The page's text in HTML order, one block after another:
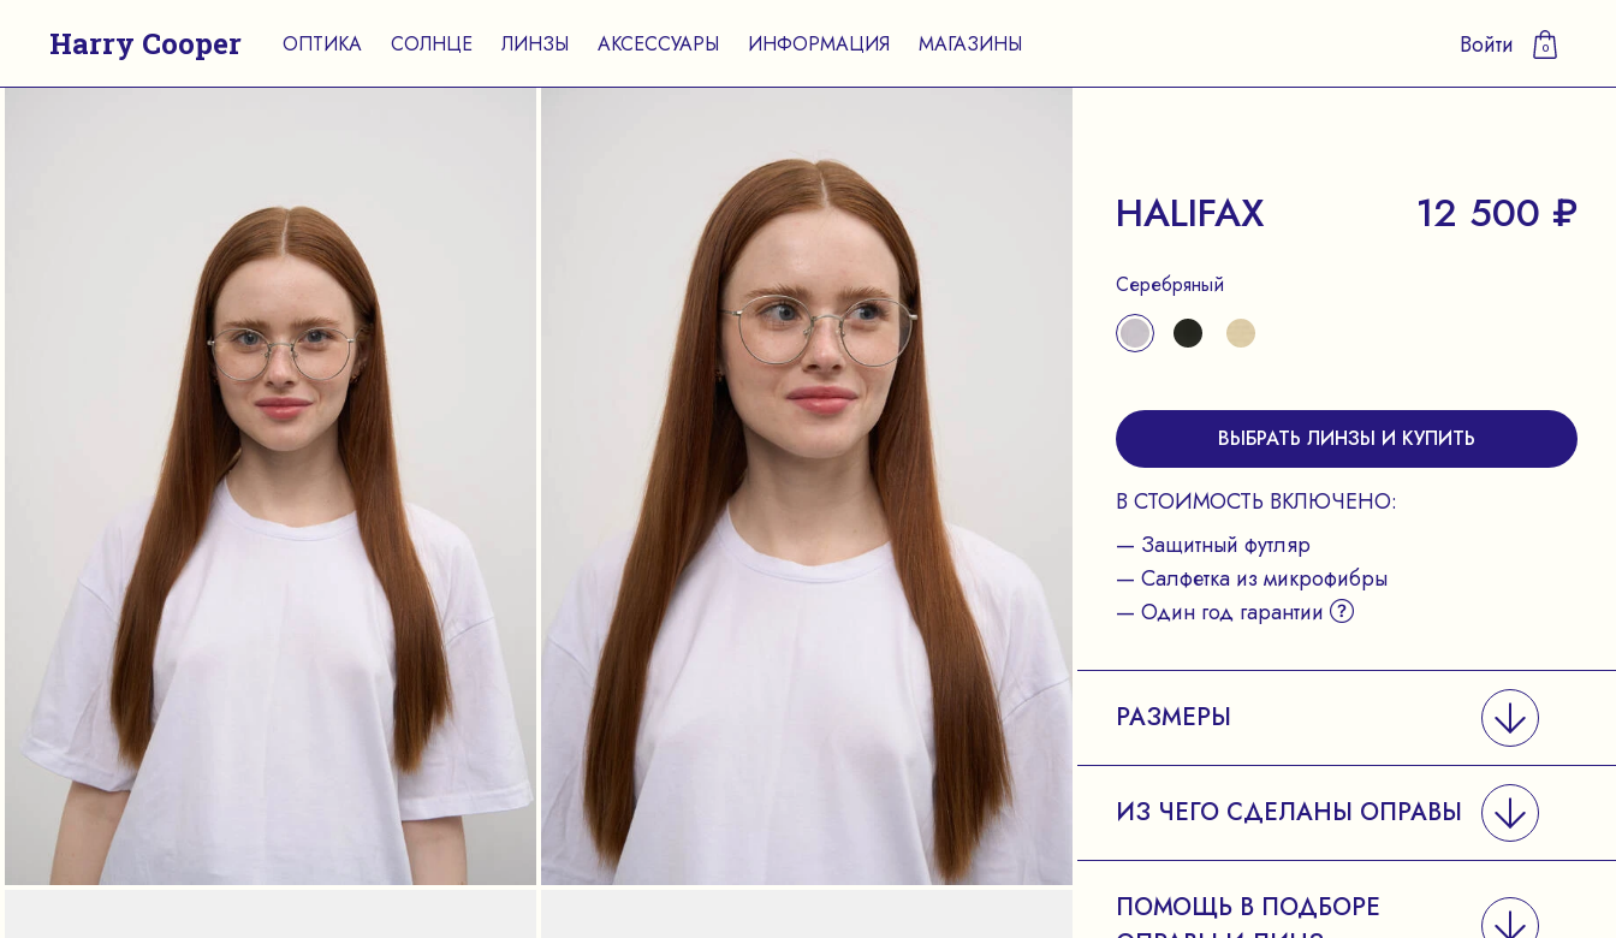
Harry Cooper ОПТИКА СОЛНЦЕ ЛИНЗЫ АКСЕССУАРЫ ИНФОРМАЦИЯ МАГАЗИНЫ Войти 0
HALIFAX 12 500 ₽
Серебряный
ВЫБРАТЬ ЛИНЗЫ И КУПИТЬ
В СТОИМОСТЬ ВКЛЮЧЕНО:
— Защитный футляр
— Салфетка из микрофибры
— Один год гарантии
РАЗМЕРЫ
ИЗ ЧЕГО СДЕЛАНЫ ОПРАВЫ
ПОМОЩЬ В ПОДБОРЕ